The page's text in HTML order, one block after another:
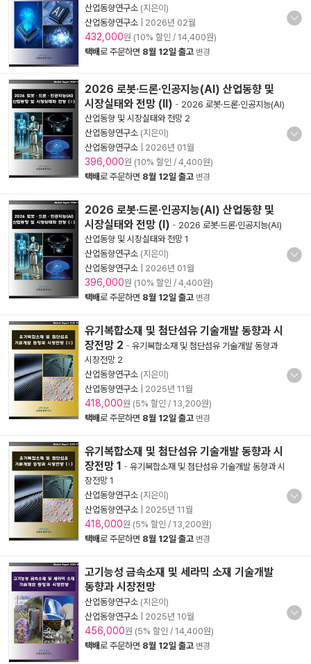
산업동향연구소 (지은이)
산업동향연구소
2026년 02월
432,000원 (10% 할인 / 14,400원)
택배로 주문하면 8월 12일 출고 변경
2026 로봇·드론·인공지능(AI) 산업동향 및
시장실태와 전망 (Ⅱ) - 2026 로봇·드론·인공지능(AI)
산업동향 및 시장실태와 전망 2
산업동향연구소 (지은이)
산업동향연구소
2026년 01월
396,000원 (10% 할인 / 4,400원)
택배로 주문하면 8월 12일 출고 변경
2026 로봇·드론·인공지능(AI) 산업동향 및
시장실태와 전망 (Ⅰ) - 2026 로봇·드론·인공지능(AI)
산업동향 및 시장실태와 전망 1
산업동향연구소 (지은이)
산업동향연구소
2026년 01월
396,000원 (10% 할인 / 4,400원)
택배로 주문하면 8월 12일 출고 변경
유기복합소재 및 첨단섬유 기술개발 동향과 시
장전망 2 - 유기복합소재 및 첨단섬유 기술개발 동향과
시장전망 2
산업동향연구소 (지은이)
산업동향연구소
2025년 11월
418,000원 (5% 할인 / 13,200원)
택배로 주문하면 8월 12일 출고 변경
유기복합소재 및 첨단섬유 기술개발 동향과 시
장전망 1 - 유기복합소재 및 첨단섬유 기술개발 동향과 시
장전망 1
산업동향연구소 (지은이)
산업동향연구소
2025년 11월
418,000원 (5% 할인 / 13,200원)
택배로 주문하면 8월 12일 출고 변경
고기능성 금속소재 및 세라믹 소재 기술개발
동향과 시장전망
산업동향연구소 (지은이)
산업동향연구소
2025년 10월
456,000원 (5% 할인 / 14,400원)
택배로 주문하면 8월 12일 출고 변경